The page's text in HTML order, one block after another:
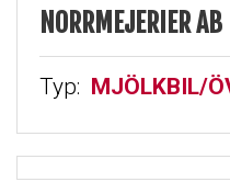
NORRMEJERIER AB
Typ: MJÖLKBIL/